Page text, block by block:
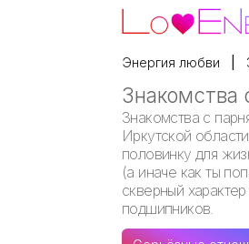
Энергия любви
Знакомства
Знакомства с
Иркутской
половинку для
(а иначе как ты
скверный
подшипников.